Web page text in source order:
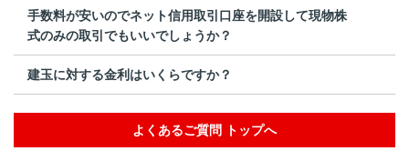
手数料が安いのでネット信用取引口座を開設して現物株
式のみの取引でもいいでしょうか？
建玉に対する金利はいくらですか？
よくあるご質問 トップへ